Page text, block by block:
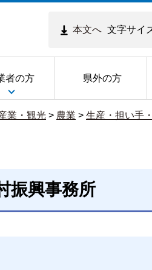
本文へ 文字サイ
者の方 県外の方
業・観光 > 農業 > 生産・担い手
振興事務所